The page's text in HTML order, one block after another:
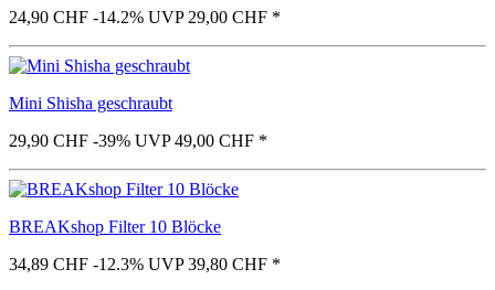
24,90 CHF -14.2% UVP 29,00 CHF *
Mini Shisha geschraubt
29,90 CHF -39% UVP 49,00 CHF *
BREAKshop Filter 10 Blöcke
34,89 CHF -12.3% UVP 39,80 CHF *